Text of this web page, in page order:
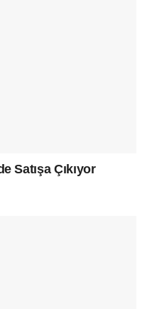
Satışa Çıkıyor